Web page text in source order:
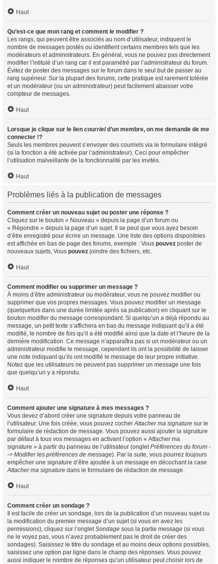
Haut
Qu’est-ce que mon rang et comment le modifier ?
Les rangs, qui peuvent être associés au nom d’utilisateur, indiquent le
nombre de messages postés ou identifient certains membres tels que les
modérateurs et administrateurs. En général, vous ne pouvez pas directement
modifier l’intitulé d’un rang car il est paramétré par l’administrateur du forum.
Évitez de poster des messages sur le forum dans le seul but de passer au
rang supérieur. Sur la plupart des forums, cette pratique est rarement tolérée
et un modérateur (ou un administrateur) peut facilement abaisser votre
compteur de messages.
Haut
Lorsque je clique sur le lien courrield’un membre, on me demande de me
connecter !?
Seuls les membres peuvent s’envoyer des courriels via le formulaire intégré
(si la fonction a été activée par l’administrateur). Ceci pour empêcher
l’utilisation malveillante de la fonctionnalité par les invités.
Haut
Problèmes liés à la publication de messages
Comment créer un nouveau sujet ou poster une réponse ?
Cliquez sur le bouton « Nouveau » depuis la page d’un forum ou
« Répondre » depuis la page d’un sujet. Il se peut que vous ayez besoin
d’être enregistré pour écrire un message. Une liste des options disponibles
est affichée en bas de page des forums, exemple : Vous pouvez poster de
nouveaux sujets, Vous pouvez joindre des fichiers, etc.
Haut
Comment modifier ou supprimer un message ?
À moins d’être administrateur ou modérateur, vous ne pouvez modifier ou
supprimer que vos propres messages. Vous pouvez modifier un message
(quelquefois dans une durée limitée après sa publication) en cliquant sur le
bouton modifierdu message correspondant. Si quelqu’un a déjà répondu au
message, un petit texte s’affichera en bas du message indiquant qu’il a été
modifié, le nombre de fois qu’il a été modifié ainsi que la date et l’heure de la
dernière modification. Ce message n’apparaîtra pas si un modérateur ou un
administrateur modifie le message, cependant ils ont la possibilité de laisser
une note indiquant qu’ils ont modifié le message de leur propre initiative.
Notez que les utilisateurs ne peuvent pas supprimer un message une fois
que quelqu’un y a répondu.
Haut
Comment ajouter une signature à mes messages ?
Vous devez d’abord créer une signature depuis votre panneau de
l’utilisateur. Une fois créée, vous pouvez cocherAttacher ma signature sur le
formulaire de rédaction de message. Vous pouvez aussi ajouter la signature
par défaut à tous vos messages en activant l’option « Attacher ma
signature » à partir du panneau de l’utilisateur (ongletPréférences du forum -
-> Modifier les préférences de message). Par la suite, vous pourrez toujours
empêcher une signature d’être ajoutée à un message en décochant la case
Attacher ma signature dans le formulaire de rédaction de message.
Haut
Comment créer un sondage ?
Il est facile de créer un sondage, lors de la publication d’un nouveau sujet ou
la modification du premier message d’un sujet (si vous en avez les
permissions), cliquez sur l’ongletSondage sous la partie message (si vous
ne le voyez pas, vous n’avez probablement pas le droit de créer des
sondages). Saisissez le titre du sondage et au moins deux options possibles,
saisissez une option par ligne dans le champ des réponses. Vous pouvez
aussi indiquer le nombre de réponses qu’un utilisateur peut choisir lors de